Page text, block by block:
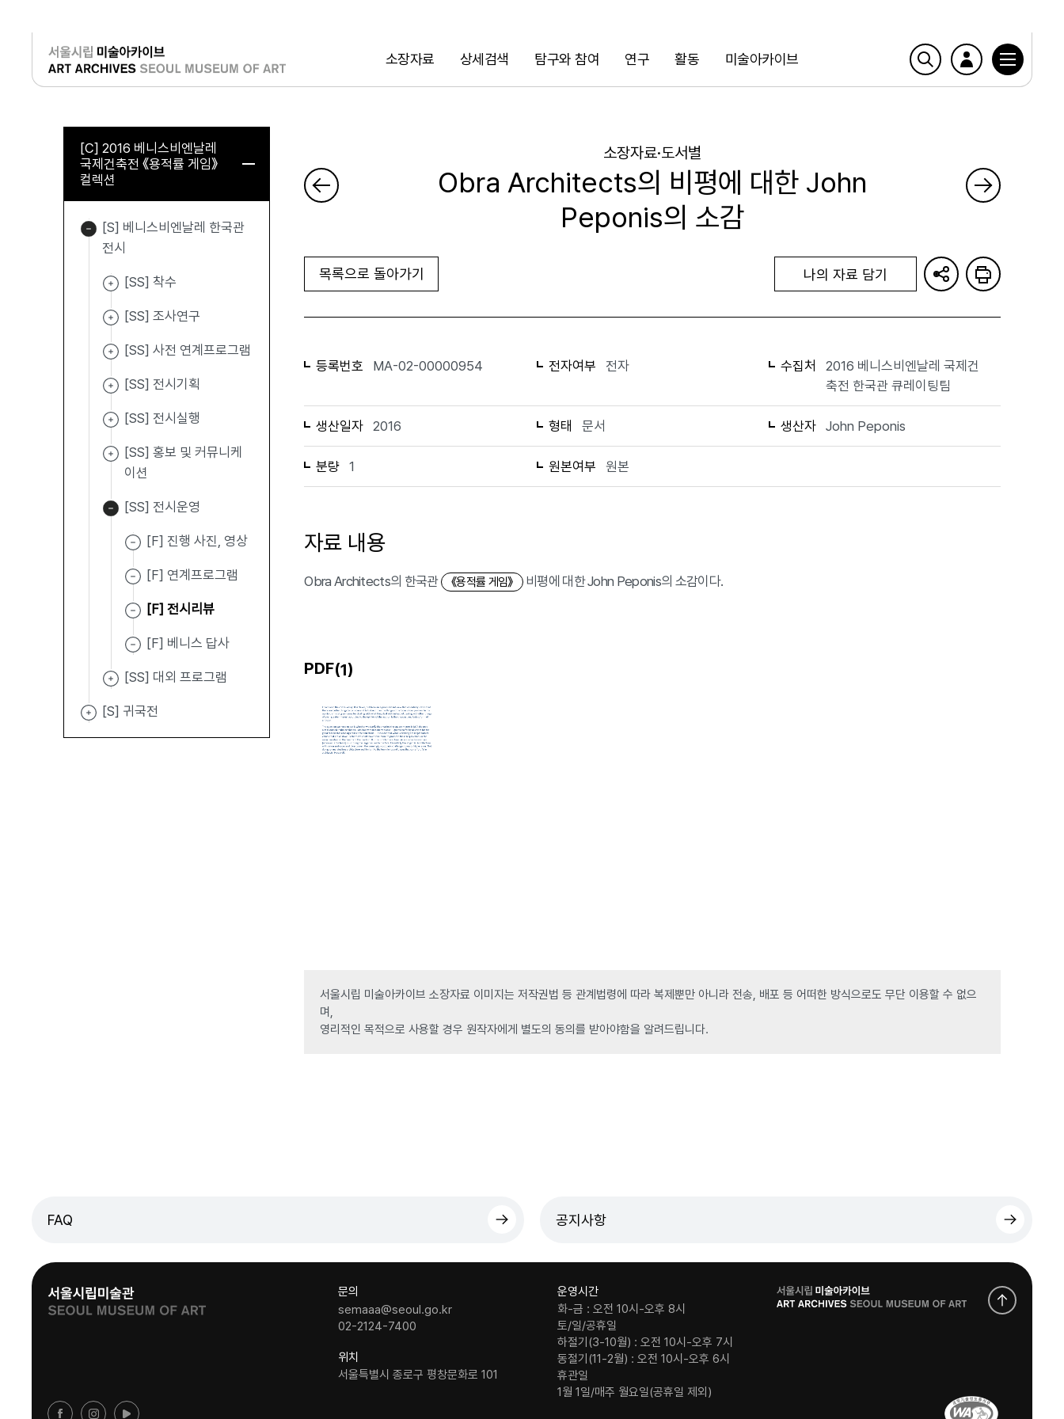
소장자료 상세검색 탐구와 참여 연구 활동 미술아카이브
검색
로그인
[C] 2016 베니스비엔날레
국제건축전 《용적률 게임》
컬렉션
[S] 베니스비엔날레 한국관
전시
[SS] 착수
[SS] 조사연구
[SS] 사전 연계프로그램
[SS] 전시기획
[SS] 전시실행
[SS] 홍보 및 커뮤니케
이션
[SS] 전시운영
[F] 진행 사진, 영상
[F] 연계프로그램
[F] 전시리뷰
[F] 베니스 답사
[SS] 대외 프로그램
[S] 귀국전
소장자료·도서별
Obra Architects의 비평에 대한 John
Peponis의 소감
목록으로 돌아가기 나의 자료 담기
등록번호 MA-02-00000954 전자여부 전자 수집처
2016 베니스비엔날레 국제건
축전 한국관 큐레이팅팀
생산일자 2016 형태 문서 생산자 John Peponis
분량 1 원본여부 원본
자료 내용
Obra Architects의 한국관 《용적률 게임》 비평에 대한 John Peponis의 소감이다.
PDF(1)
서울시립 미술아카이브 소장자료 이미지는 저작권법 등 관계법령에 따라 복제뿐만 아니라 전송, 배포 등 어떠한 방식으로도 무단 이용할 수 없으
며,
영리적인 목적으로 사용할 경우 원작자에게 별도의 동의를 받아야함을 알려드립니다.
FAQ 공지사항
문의
semaaa@seoul.go.kr
02-2124-7400
위치
서울특별시 종로구 평창문화로 101
운영시간
화-금 : 오전 10시-오후 8시
토/일/공휴일
하절기(3-10월) : 오전 10시-오후 7시
동절기(11-2월) : 오전 10시-오후 6시
휴관일
1월 1일/매주 월요일(공휴일 제외)
로
고